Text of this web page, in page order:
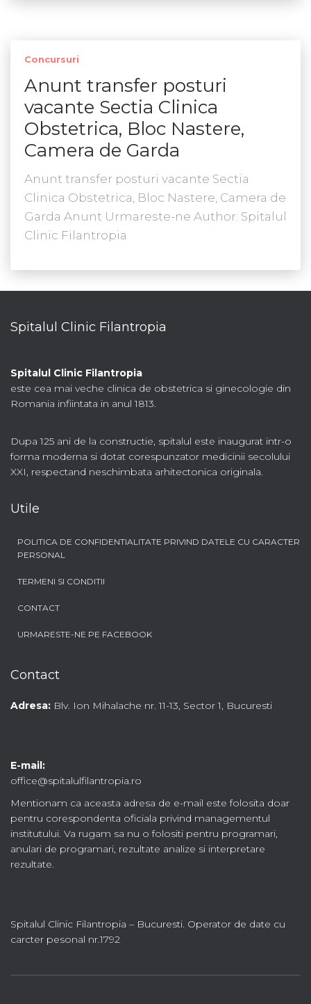
Concursuri
Anunt transfer posturi
vacante Sectia Clinica
Obstetrica, Bloc Nastere,
Camera de Garda
Anunt transfer posturi vacante Sectia
Clinica Obstetrica, Bloc Nastere, Camera de
Garda Anunt Urmareste-ne Author: Spitalul
Clinic Filantropia
Spitalul Clinic Filantropia
Spitalul Clinic Filantropia
este cea mai veche clinica de obstetrica si ginecologie din
Romania infiintata in anul 1813.
Dupa 125 ani de la constructie, spitalul este inaugurat intr-o
forma moderna si dotat corespunzator medicinii secolului
XXI, respectand neschimbata arhitectonica originala.
Utile
POLITICA DE CONFIDENTIALITATE PRIVIND DATELE CU CARACTER
PERSONAL
TERMENI SI CONDITII
CONTACT
URMARESTE-NE PE FACEBOOK
Contact
Adresa: Blv. Ion Mihalache nr. 11-13, Sector 1, Bucuresti
E-mail:
office@spitalulfilantropia.ro
Mentionam ca aceasta adresa de e-mail este folosita doar
pentru corespondenta oficiala privind managementul
institutului. Va rugam sa nu o folositi pentru programari,
anulari de programari, rezultate analize si interpretare
rezultate.
Spitalul Clinic Filantropia – Bucuresti. Operator de date cu
carcter pesonal nr.1792